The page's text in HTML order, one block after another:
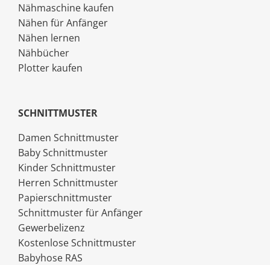
Nähmaschine kaufen
Nähen für Anfänger
Nähen lernen
Nähbücher
Plotter kaufen
SCHNITTMUSTER
Damen Schnittmuster
Baby Schnittmuster
Kinder Schnittmuster
Herren Schnittmuster
Papierschnittmuster
Schnittmuster für Anfänger
Gewerbelizenz
Kostenlose Schnittmuster
Babyhose RAS